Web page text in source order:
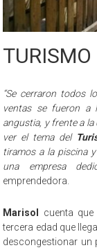
TURISMO
“Se cerraron todos
ventas se fueron a
angustia, y frente a
ver el tema del
tiramos a la piscina
una empresa
emprendedora.
Marisol
cuenta
tercera edad que
descongestionar un